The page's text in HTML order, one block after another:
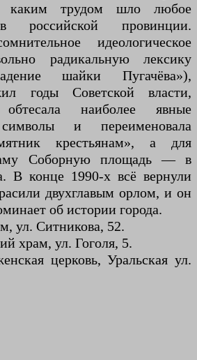
каким трудом шло любое
в российской провинции.
идеологическое
радикальную лексику
шайки Пугачёва»),
годы Советской власти,
наиболее явные
и переименовала
крестьянам», а для
Соборную площадь — в
В конце 1990-х всё вернули
двухглавым орлом, и он
об истории города.
ул. Ситникова, 52.
храм, ул. Гоголя, 5.
церковь, Уральская ул.